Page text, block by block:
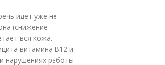
идет уже не
(снижение
вся кожа.
витамина В12 и
нарушениях работы